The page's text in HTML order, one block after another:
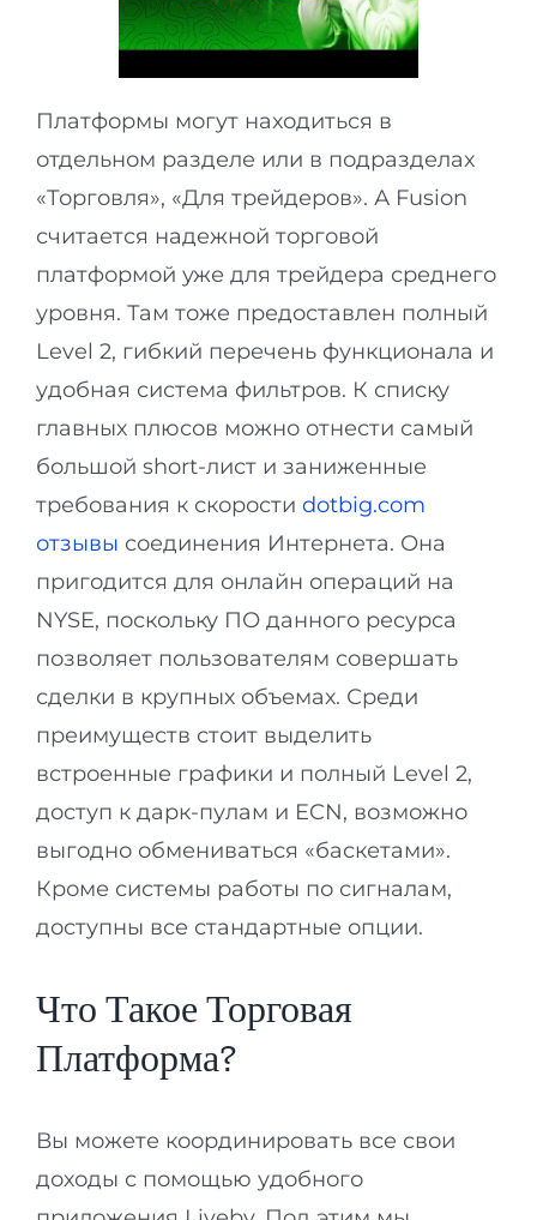
Платформы могут находиться в
отдельном разделе или в подразделах
«Торговля», «Для трейдеров». А Fusion
считается надежной торговой
платформой уже для трейдера среднего
уровня. Там тоже предоставлен полный
Level 2, гибкий перечень функционала и
удобная система фильтров. К списку
главных плюсов можно отнести самый
большой short-лист и заниженные
требования к скорости dotbig.com
отзывы соединения Интернета. Она
пригодится для онлайн операций на
NYSE, поскольку ПО данного ресурса
позволяет пользователям совершать
сделки в крупных объемах. Среди
преимуществ стоит выделить
встроенные графики и полный Level 2,
доступ к дарк-пулам и ECN, возможно
выгодно обмениваться «баскетами».
Кроме системы работы по сигналам,
доступны все стандартные опции.
Что Такое Торговая
Платформа?
Вы можете координировать все свои
доходы с помощью удобного